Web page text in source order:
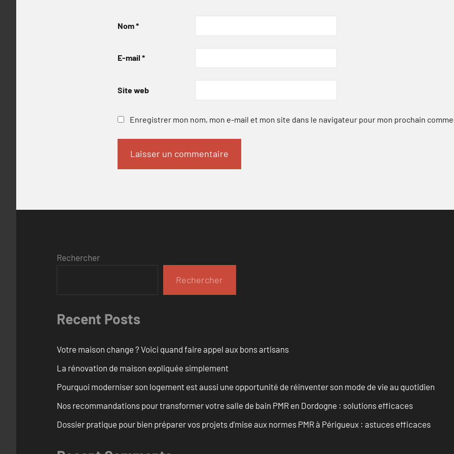
Nom*
E-mail *
Site web
Enregistrer mon nom, mon e-mail et mon site dans le navigateur pour mon prochain
Rechercher
Rechercher
Recent Posts
Votre maison change ? Voici quand faire appel aux bons artisans
La rénovation de maison expliquée simplement
Pourquoi moderniser son logement est aussi une opportunité de réinventer son mode de vie au quotidien
Nos recommandations pour transformer votre salle de bain PMR en Dordogne : solutions efficaces
Dossier pratique pour bien préparer vos projets d’mise aux normes PMR à Périgueux : astuces efficaces